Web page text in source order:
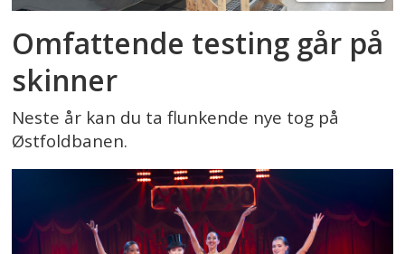
Omfattende testing går på
skinner
Neste år kan du ta flunkende nye tog på
Østfoldbanen.